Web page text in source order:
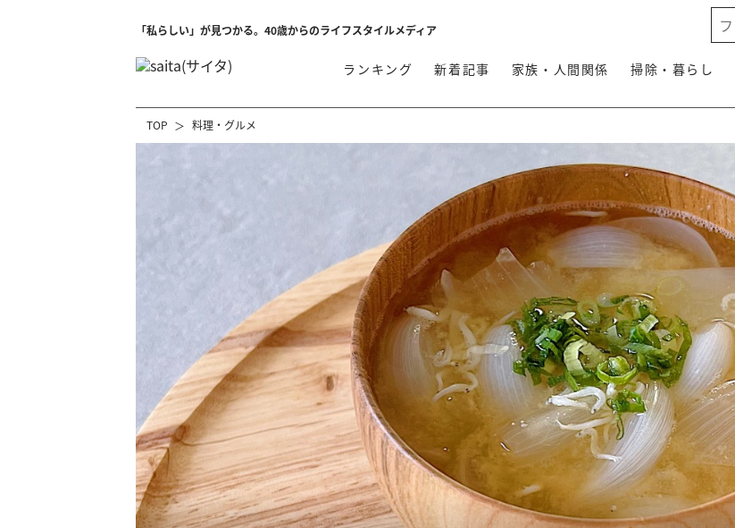
「私らしい」が見つかる。40歳からのライフスタイルメディア
ランキング 新着記事 家族・人間関係 掃除・暮らし
TOP 料理・グルメ